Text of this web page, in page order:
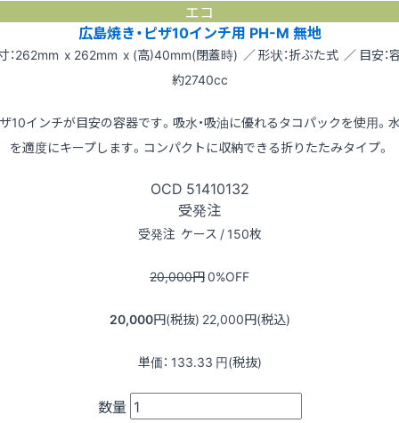
エコ
広島焼き・ピザ10インチ用 PH-M 無地
：262mm x 262mm x (高)40mm(閉蓋時) ／ 形状：折ぶた式 ／ 目安：
約2740cc
10インチが目安の容器です。吸水・吸油に優れるタコパックを使用。
を適度にキープします。コンパクトに収納できる折りたたみタイプ。
OCD 51410132
受発注
受発注 ケース / 150枚
20,000円0%OFF
20,000円(税抜) 22,000円(税込)
単価： 133.33 円(税抜)
数量